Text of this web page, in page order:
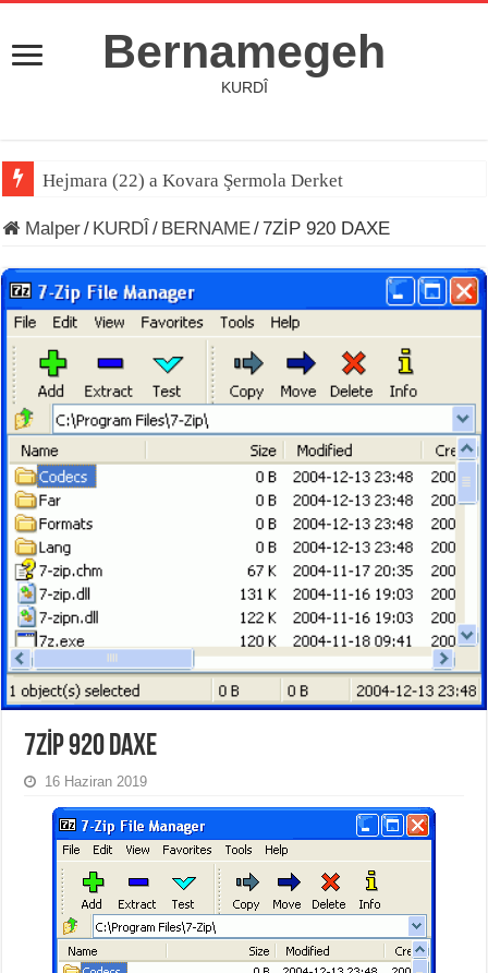
Bernamegeh
KURDÎ
Hejmara (22) a Kovara Şermola Derket
Malper/ KURDÎ / BERNAME/7ZİP 920 DAXE
7ZİP 920 DAXE
16 Haziran 2019